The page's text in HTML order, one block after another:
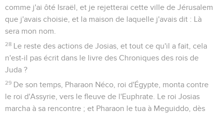
comme j'ai ôté Israël, et je rejetterai cette ville de Jérusalem
que j'avais choisie, et la maison de laquelle j'avais dit : Là
sera mon nom.
28 Le reste des actions de Josias, et tout ce qu'il a fait, cela
n'est-il pas écrit dans le livre des Chroniques des rois de
Juda ?
29 De son temps, Pharaon Néco, roi d'Égypte, monta contre
le roi d'Assyrie, vers le fleuve de l'Euphrate. Le roi Josias
marcha à sa rencontre ; et Pharaon le tua à Meguiddo, dès